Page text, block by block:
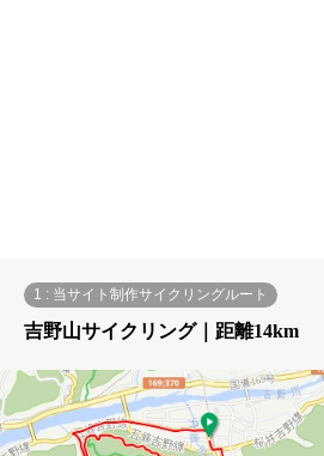
1 : 当サイト制作サイクリングルート
吉野山サイクリング｜距離14km